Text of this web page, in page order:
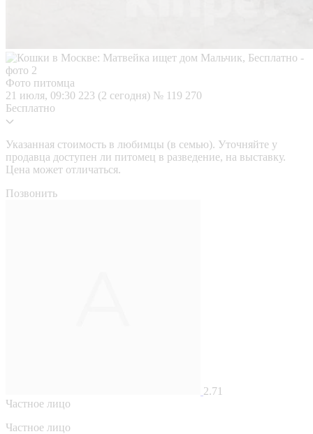
Фото питомца
21 июля, 09:30 223 (2 сегодня) № 119 270
Бесплатно
Указанная стоимость в любимцы (в семью). Уточняйте у
продавца доступен ли питомец в разведение, на выставку.
Цена может отличаться.
Позвонить
2.71
Частное лицо
Частное лицо